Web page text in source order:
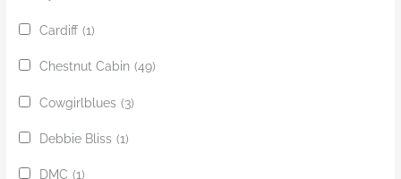
Cardiff (1)
Chestnut Cabin (49)
Cowgirlblues (3)
Debbie Bliss (1)
DMC (1)